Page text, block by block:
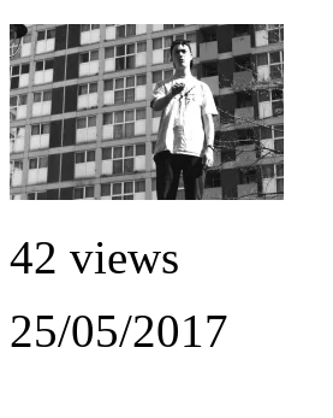
42 views
25/05/2017